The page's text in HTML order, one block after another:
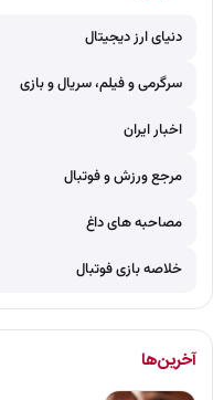
دنیای ارز دیجیتال
سرگرمی و فیلم، سریال و بازی
اخبار ایران
مرجع ورزش و فوتبال
مصاحبه های داغ
خلاصه بازی فوتبال
آخرین‌ها